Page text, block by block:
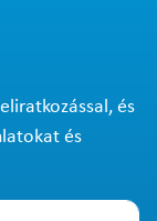
és
és